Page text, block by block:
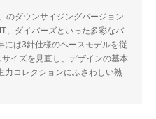
のダウンサイジングバージョン
、ダイバーズといった多彩なバ
には3針仕様のベースモデルを従
イズを見直し、デザインの基本
力コレクションにふさわしい熟